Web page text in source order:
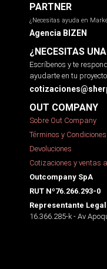
PARTNER
¿Necesitas ayuda en
Agencia BIZEN
¿NECESITAS
Escríbenos y te
ayudarte en tu
OUT COMPANY
Sobre Out Company
Términos y Condiciones
Devoluciones
Cotizaciones y ventas
Outcompany SpA
RUT Nº76.266.293-0
Representante
16.366.285-k - Av